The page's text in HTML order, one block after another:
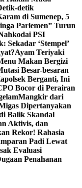
detik
di Sumenep, 5
Parlemen” Turun
PSI
Sekadar ‘Stempel’
Ayam Teriyaki
Makan Bergizi
Besar-besaran
Berganti, Ini
Bocor di Perairan
Mangkir dari
Dipertanyakan
Balik Skandal
Aktivis, dan
Rekor! Rahasia
Padi Lewat
Evaluasi
Penahanan